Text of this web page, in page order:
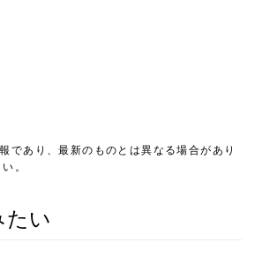
であり、最新のものとは異なる場合があり
。
たい